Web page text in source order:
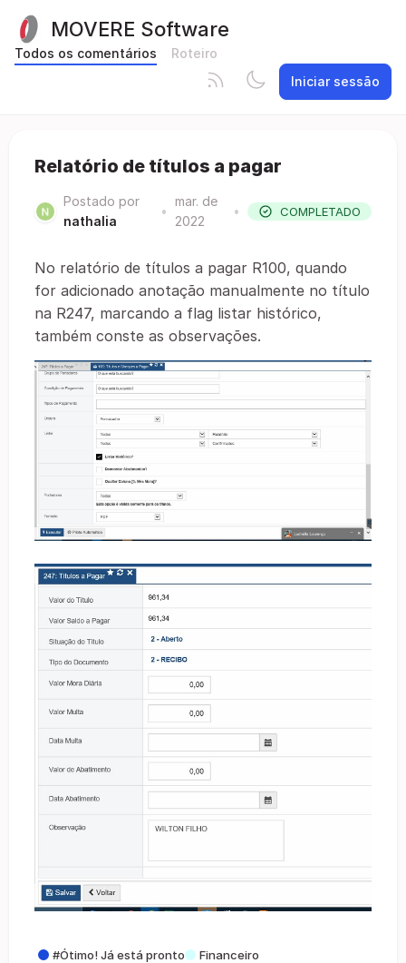
MOVERE Software
Todos os comentários
Roteiro
Iniciar sessão
Relatório de títulos a pagar
Postado por
nathalia
•
mar. de
2022
• COMPLETADO
No relatório de títulos a pagar R100, quando
for adicionado anotação manualmente no título
na R247, marcando a flag listar histórico,
também conste as observações.
#Ótimo! Já está pronto Financeiro